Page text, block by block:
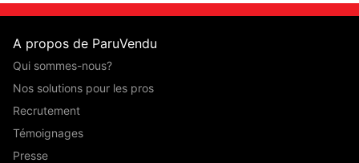
A propos de ParuVendu
Qui sommes-nous?
Nos solutions pour les pros
Recrutement
Témoignages
Presse